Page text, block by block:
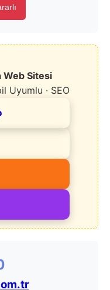
Web Sitesi
Uyumlu · SEO